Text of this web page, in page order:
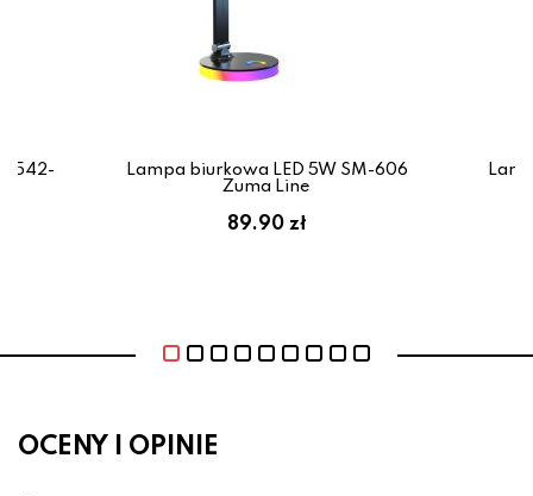
542-
Lampa biurkowa LED 5W SM-606
Zuma Line
89.90 zł
OCENY I OPINIE